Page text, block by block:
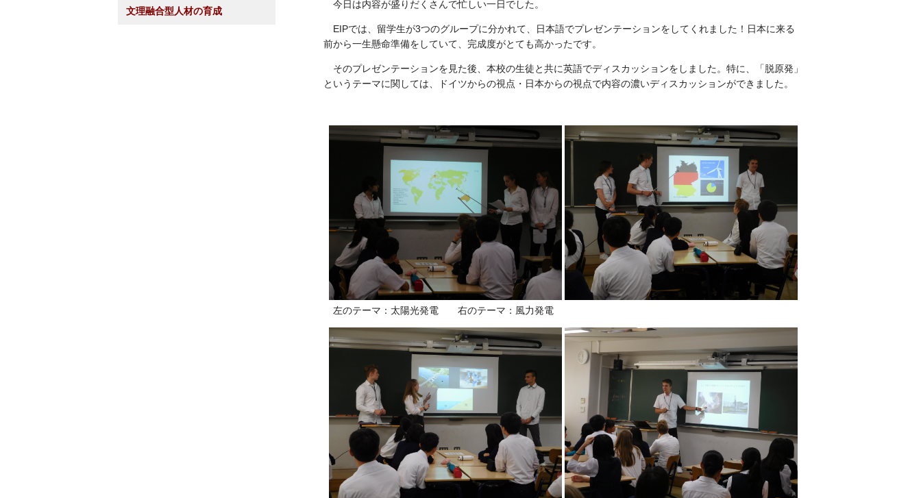
今日は内容が盛りだくさんで忙しい一日でした。
EIPでは、留学生が3つのグループに分かれて、日本語でプレゼンテーションをしてくれました！日本に来る
前から一生懸命準備をしていて、完成度がとても高かったです。
そのプレゼンテーションを見た後、本校の生徒と共に英語でディスカッションをしました。特に、「脱原発」
というテーマに関しては、ドイツからの視点・日本からの視点で内容の濃いディスカッションができました。
左のテーマ：太陽光発電 右のテーマ：風力発電
文理融合型人材の育成